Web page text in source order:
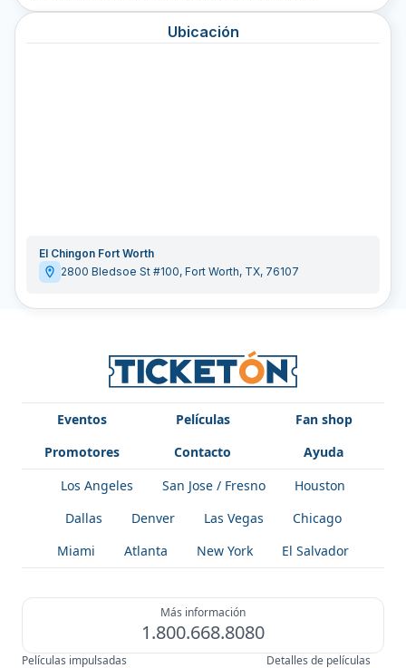
Ubicación
El Chingon Fort Worth
2800 Bledsoe St #100, Fort Worth, TX, 76107
Eventos Películas
Fan shop
Promotores
Contacto
Ayuda
Los Angeles
San Jose / Fresno
Houston
Dallas
Denver Las Vegas
Chicago
Miami
Atlanta New York El Salvador
Más información
1.800.668.8080
Películas impulsadas
Detalles de películas